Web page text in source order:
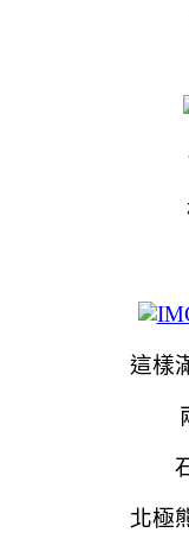
這樣
北極